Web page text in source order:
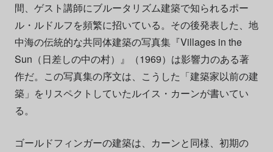
間、ゲスト講師にブルータリズム建築で知られるポー
ル・ルドルフを頻繁に招いている。その後発表した、地
中海の伝統的な共同体建築の写真集『Villages in the
Sun（日差しの中の村）』（1969）は影響力のある著
作だ。この写真集の序文は、こうした「建築家以前の建
築」をリスペクトしていたルイス・カーンが書いてい
る。
ゴールドフィンガーの建築は、カーンと同様、初期の